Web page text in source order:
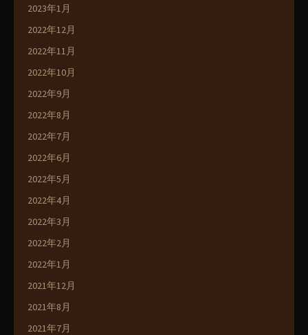
2023年1月
2022年12月
2022年11月
2022年10月
2022年9月
2022年8月
2022年7月
2022年6月
2022年5月
2022年4月
2022年3月
2022年2月
2022年1月
2021年12月
2021年8月
2021年7月